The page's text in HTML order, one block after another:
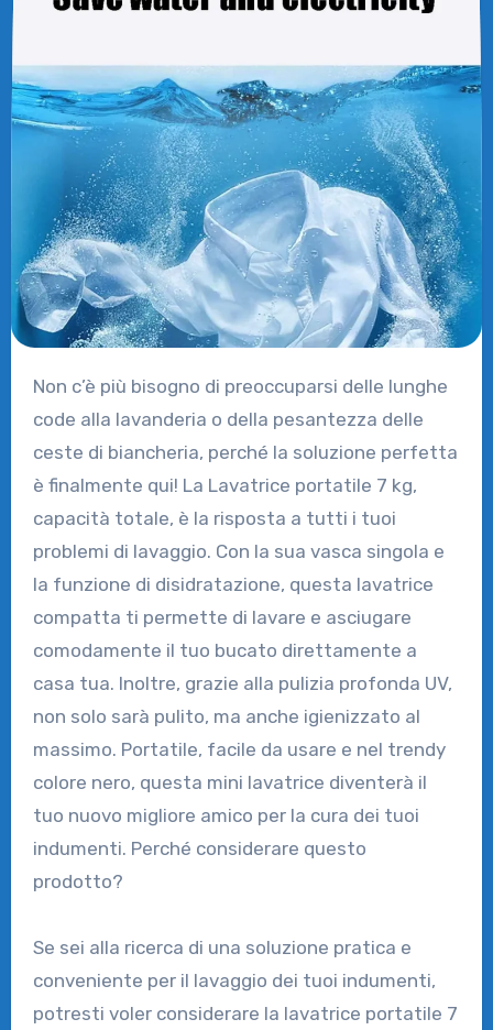
Non c’è più bisogno di preoccuparsi delle lunghe
code alla lavanderia o della pesantezza delle
ceste di biancheria, perché la soluzione perfetta
è finalmente qui! La Lavatrice portatile 7 kg,
capacità totale, è la risposta a tutti i tuoi
problemi di lavaggio. Con la sua vasca singola e
la funzione di disidratazione, questa lavatrice
compatta ti permette di lavare e asciugare
comodamente il tuo bucato direttamente a
casa tua. Inoltre, grazie alla pulizia profonda UV,
non solo sarà pulito, ma anche igienizzato al
massimo. Portatile, facile da usare e nel trendy
colore nero, questa mini lavatrice diventerà il
tuo nuovo migliore amico per la cura dei tuoi
indumenti. Perché considerare questo
prodotto?
Se sei alla ricerca di una soluzione pratica e
conveniente per il lavaggio dei tuoi indumenti,
potresti voler considerare la lavatrice portatile 7